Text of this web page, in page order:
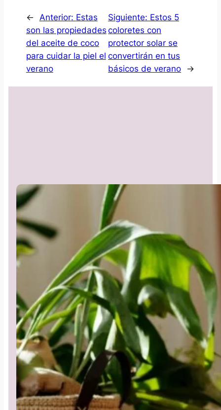
← Anterior: Estas
son las propiedades
del aceite de coco
para cuidar la piel el
verano
Siguiente: Estos 5
coloretes con
protector solar se
convertirán en tus
básicos de verano
→